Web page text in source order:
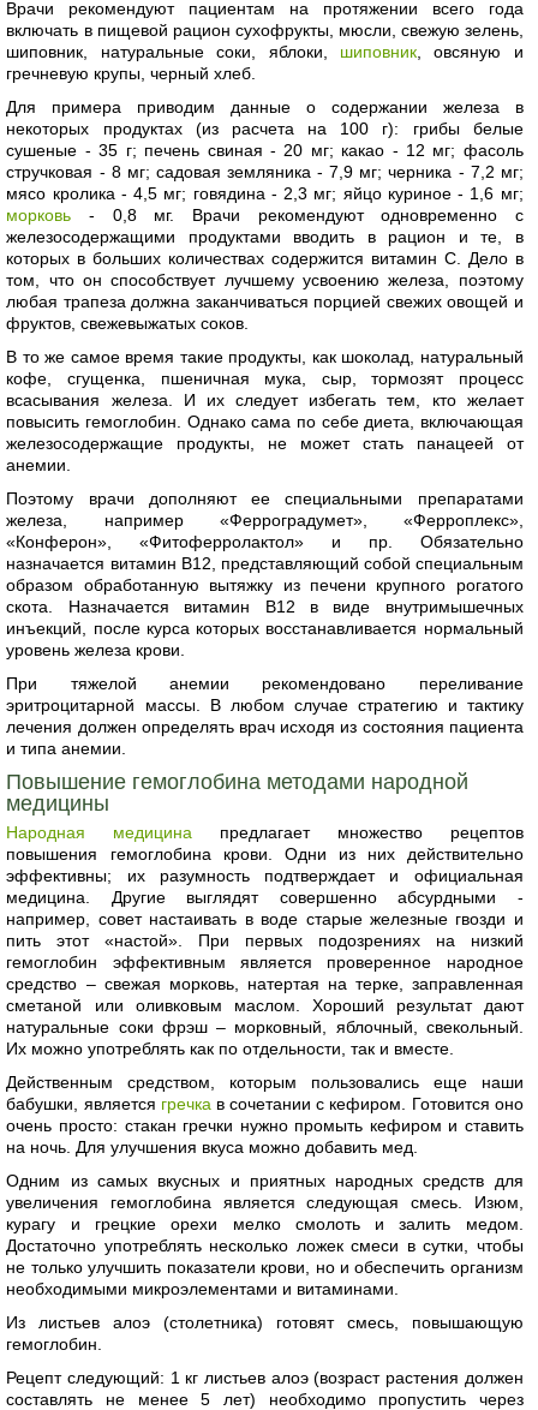
Врачи рекомендуют пациентам на протяжении всего года
включать в пищевой рацион сухофрукты, мюсли, свежую зелень,
шиповник, натуральные соки, яблоки, шиповник , овсяную и
гречневую крупы, черный хлеб.
Для примера приводим данные о содержании железа в
некоторых продуктах (из расчета на 100 г): грибы белые
сушеные - 35 г; печень свиная - 20 мг; какао - 12 мг; фасоль
стручковая - 8 мг; садовая земляника - 7,9 мг; черника - 7,2 мг;
мясо кролика - 4,5 мг; говядина - 2,3 мг; яйцо куриное - 1,6 мг;
морковь - 0,8 мг. Врачи рекомендуют одновременно с
железосодержащими продуктами вводить в рацион и те, в
которых в больших количествах содержится витамин С. Дело в
том, что он способствует лучшему усвоению железа, поэтому
любая трапеза должна заканчиваться порцией свежих овощей и
фруктов, свежевыжатых соков.
В то же самое время такие продукты, как шоколад, натуральный
кофе, сгущенка, пшеничная мука, сыр, тормозят процесс
всасывания железа. И их следует избегать тем, кто желает
повысить гемоглобин. Однако сама по себе диета, включающая
железосодержащие продукты, не может стать панацеей от
анемии.
Поэтому врачи дополняют ее специальными препаратами
железа, например «Ферроградумет», «Ферроплекс»,
«Конферон», «Фитоферролактол» и пр. Обязательно
назначается витамин В12, представляющий собой специальным
образом обработанную вытяжку из печени крупного рогатого
скота. Назначается витамин В12 в виде внутримышечных
инъекций, после курса которых восстанавливается нормальный
уровень железа крови.
При тяжелой анемии рекомендовано переливание
эритроцитарной массы. В любом случае стратегию и тактику
лечения должен определять врач исходя из состояния пациента
и типа анемии.
Повышение гемоглобина методами народной
медицины
Народная медицина предлагает множество рецептов
повышения гемоглобина крови. Одни из них действительно
эффективны; их разумность подтверждает и официальная
медицина. Другие выглядят совершенно абсурдными -
например, совет настаивать в воде старые железные гвозди и
пить этот «настой». При первых подозрениях на низкий
гемоглобин эффективным является проверенное народное
средство – свежая морковь, натертая на терке, заправленная
сметаной или оливковым маслом. Хороший результат дают
натуральные соки фрэш – морковный, яблочный, свекольный.
Их можно употреблять как по отдельности, так и вместе.
Действенным средством, которым пользовались еще наши
бабушки, является гречка в сочетании с кефиром. Готовится оно
очень просто: стакан гречки нужно промыть кефиром и ставить
на ночь. Для улучшения вкуса можно добавить мед.
Одним из самых вкусных и приятных народных средств для
увеличения гемоглобина является следующая смесь. Изюм,
курагу и грецкие орехи мелко смолоть и залить медом.
Достаточно употреблять несколько ложек смеси в сутки, чтобы
не только улучшить показатели крови, но и обеспечить организм
необходимыми микроэлементами и витаминами.
Из листьев алоэ (столетника) готовят смесь, повышающую
гемоглобин.
Рецепт следующий: 1 кг листьев алоэ (возраст растения должен
составлять не менее 5 лет) необходимо пропустить через